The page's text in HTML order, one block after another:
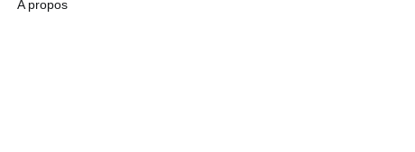
A propos